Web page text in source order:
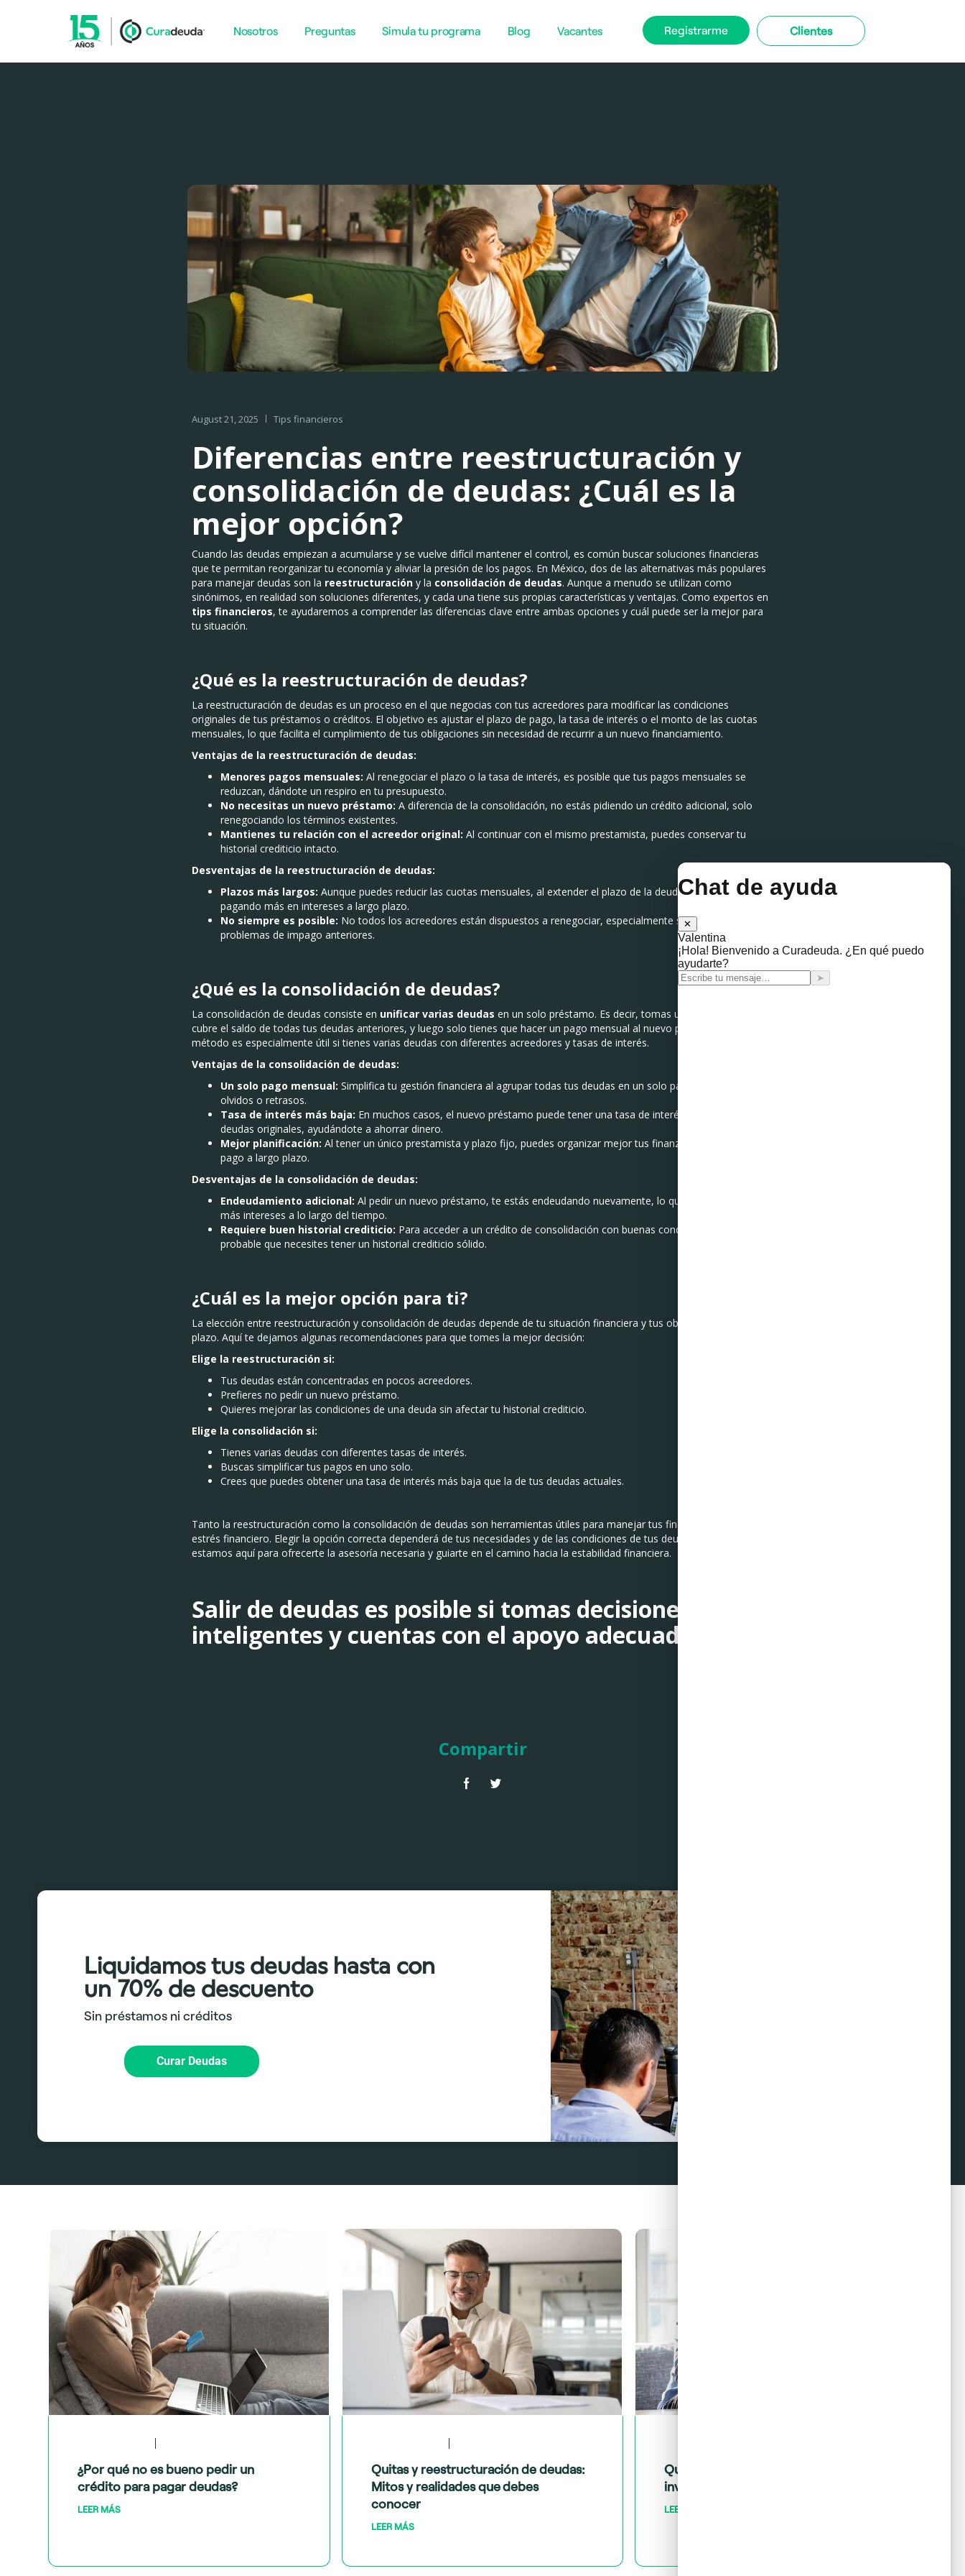
Nosotros Preguntas Simula tu programa Blog Vacantes Registrarme Clientes
August 21, 2025 Tips financieros
Diferencias entre reestructuración y
consolidación de deudas: ¿Cuál es la
mejor opción?
Cuando las deudas empiezan a acumularse y se vuelve difícil mantener el control, es común buscar soluciones financieras
que te permitan reorganizar tu economía y aliviar la presión de los pagos. En México, dos de las alternativas más populares
para manejar deudas son la reestructuración y la consolidación de deudas. Aunque a menudo se utilizan como
sinónimos, en realidad son soluciones diferentes, y cada una tiene sus propias características y ventajas. Como expertos en
tips financieros, te ayudaremos a comprender las diferencias clave entre ambas opciones y cuál puede ser la mejor para
tu situación.
¿Qué es la reestructuración de deudas?
La reestructuración de deudas es un proceso en el que negocias con tus acreedores para modificar las condiciones
originales de tus préstamos o créditos. El objetivo es ajustar el plazo de pago, la tasa de interés o el monto de las cuotas
mensuales, lo que facilita el cumplimiento de tus obligaciones sin necesidad de recurrir a un nuevo financiamiento.
Ventajas de la reestructuración de deudas:
Menores pagos mensuales: Al renegociar el plazo o la tasa de interés, es posible que tus pagos mensuales se
reduzcan, dándote un respiro en tu presupuesto.
No necesitas un nuevo préstamo: A diferencia de la consolidación, no estás pidiendo un crédito adicional, solo
renegociando los términos existentes.
Mantienes tu relación con el acreedor original: Al continuar con el mismo prestamista, puedes conservar tu
historial crediticio intacto.
Desventajas de la reestructuración de deudas:
Plazos más largos: Aunque puedes reducir las cuotas mensuales, al extender el plazo de la deuda podrías terminar
pagando más en intereses a largo plazo.
No siempre es posible: No todos los acreedores están dispuestos a renegociar, especialmente si has tenido
problemas de impago anteriores.
¿Qué es la consolidación de deudas?
La consolidación de deudas consiste en unificar varias deudas en un solo préstamo. Es decir, tomas un crédito nuevo que
cubre el saldo de todas tus deudas anteriores, y luego solo tienes que hacer un pago mensual al nuevo prestamista. Este
método es especialmente útil si tienes varias deudas con diferentes acreedores y tasas de interés.
Ventajas de la consolidación de deudas:
Un solo pago mensual: Simplifica tu gestión financiera al agrupar todas tus deudas en un solo pago, lo que evita
olvidos o retrasos.
Tasa de interés más baja: En muchos casos, el nuevo préstamo puede tener una tasa de interés más baja que las
deudas originales, ayudándote a ahorrar dinero.
Mejor planificación: Al tener un único prestamista y plazo fijo, puedes organizar mejor tus finanzas y proyectar tu
pago a largo plazo.
Desventajas de la consolidación de deudas:
Endeudamiento adicional: Al pedir un nuevo préstamo, te estás endeudando nuevamente, lo que puede generar
más intereses a lo largo del tiempo.
Requiere buen historial crediticio: Para acceder a un crédito de consolidación con buenas condiciones, es
probable que necesites tener un historial crediticio sólido.
¿Cuál es la mejor opción para ti?
La elección entre reestructuración y consolidación de deudas depende de tu situación financiera y tus objetivos a largo
plazo. Aquí te dejamos algunas recomendaciones para que tomes la mejor decisión:
Elige la reestructuración si:
Tus deudas están concentradas en pocos acreedores.
Prefieres no pedir un nuevo préstamo.
Quieres mejorar las condiciones de una deuda sin afectar tu historial crediticio.
Elige la consolidación si:
Tienes varias deudas con diferentes tasas de interés.
Buscas simplificar tus pagos en uno solo.
Crees que puedes obtener una tasa de interés más baja que la de tus deudas actuales.
Tanto la reestructuración como la consolidación de deudas son herramientas útiles para manejar tus finanzas y salir del
estrés financiero. Elegir la opción correcta dependerá de tus necesidades y de las condiciones de tus deudas. En
estamos aquí para ofrecerte la asesoría necesaria y guiarte en el camino hacia la estabilidad financiera.
Salir de deudas es posible si tomas decisiones
inteligentes y cuentas con el apoyo adecuado.
Compartir
Liquidamos tus deudas hasta con
un 70% de descuento
Sin préstamos ni créditos
Curar Deudas
¿Por qué no es bueno pedir un
crédito para pagar deudas?
LEER MÁS
Quitas y reestructuración de deudas:
Mitos y realidades que debes
conocer
LEER MÁS
Quiero invertir: ¿cómo distingo una
inversión buena de una mala?
LEER MÁS